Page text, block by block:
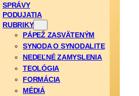
SPRÁVY
PODUJATIA
RUBRIKY
PÁPEŽ ZASVÄTENÝM
SYNODA O SYNODALITE
NEDEĽNÉ ZAMYSLENIA
TEOLÓGIA
FORMÁCIA
MÉDIÁ